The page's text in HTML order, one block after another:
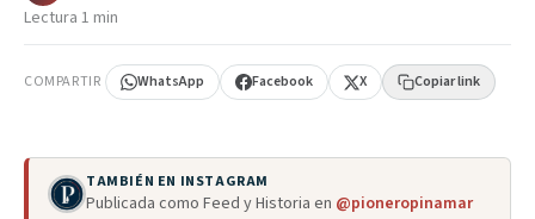
Lectura 1 min
COMPARTIR WhatsApp Facebook X Copiar link
TAMBIÉN EN INSTAGRAM
Publicada como Feed y Historia en @pioneropinamar